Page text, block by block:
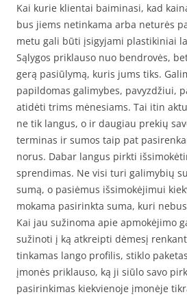
Kai kurie klientai baiminasi, kad
bus jiems netinkama arba neturės
metu gali būti įsigyjami plastikiniai
Sąlygos priklauso nuo bendrovės,
gerą pasiūlymą, kuris jums tiks.
papildomas galimybes, pavyzdžiui,
atidėti trims mėnesiams. Tai itin
ne tik langus, o ir daugiau prekių
terminas ir sumos taip pat
norus. Dabar langus pirkti
sprendimas. Ne visi turi galimybių
sumą, o pasiėmus išsimokėjimui
mokama pasirinkta suma, kuri
Kai jau sužinoma apie apmokėjimo
sužinoti į ką atkreipti dėmesį
tinkamas lango profilis, stiklo
įmonės priklauso, ką ji siūlo savo
pasirinkimas kiekvienoje įmonėje